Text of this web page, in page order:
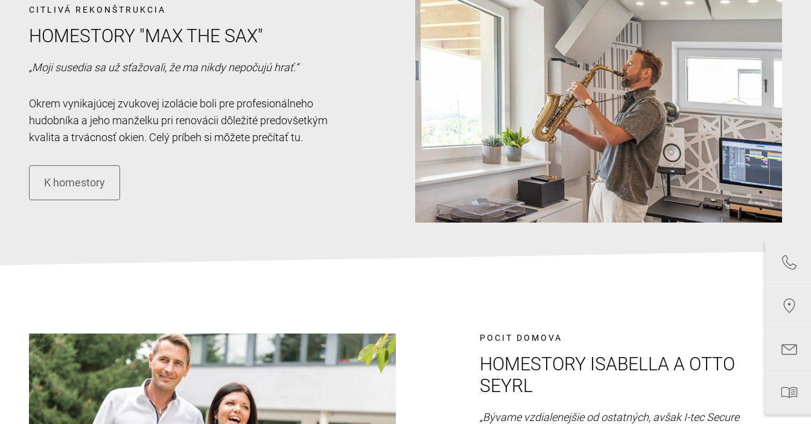
CITLIVÁ REKONŠTRUKCIA
HOMESTORY "MAX THE SAX"
„Moji susedia sa už sťažovali, že ma nikdy nepočujú hrať.“
Okrem vynikajúcej zvukovej izolácie boli pre profesionálneho
hudobníka a jeho manželku pri renovácii dôležité predovšetkým
kvalita a trvácnosť okien. Celý príbeh si môžete prečítať tu.
POCIT DOMOVA
HOMESTORY ISABELLA A OTTO
SEYRL
„Bývame vzdialenejšie od ostatných, avšak I-tec Secure